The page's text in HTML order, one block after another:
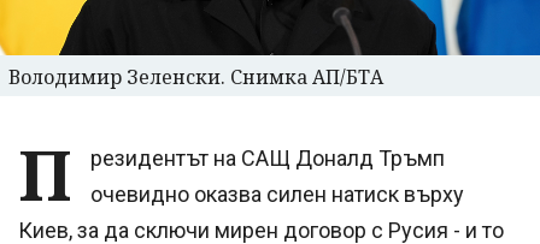
Володимир Зеленски. Снимка АП/БТА
П
резидентът на САЩ Доналд Тръмп
очевидно оказва силен натиск върху
Киев, за да сключи мирен договор с Русия - и то